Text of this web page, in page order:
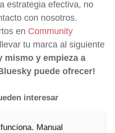
estrategia efectiva, no
con nosotros.
en Community
tu marca al siguiente
mismo y empieza a
puede ofrecer!
interesar
Manual